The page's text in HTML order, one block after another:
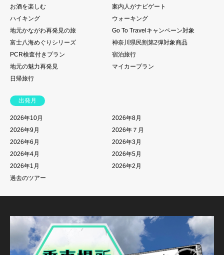
お酒を楽しむ
案内人がナビゲート
ハイキング
ウォーキング
地元かながわ再発見の旅
Go To Travelキャンペーン対象
富士八海めぐりシリーズ
神奈川県民割第2弾対象商品
PCR検査付きプラン
宿泊旅行
地元の魅力再発見
マイカープラン
日帰旅行
出発月
2026年10月
2026年8月
2026年9月
2026年７月
2026年6月
2026年3月
2026年4月
2026年5月
2026年1月
2026年2月
過去のツアー